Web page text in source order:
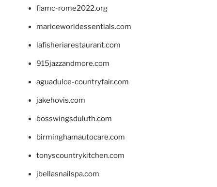
fiamc-rome2022.org
mariceworldessentials.com
lafisheriarestaurant.com
915jazzandmore.com
aguadulce-countryfair.com
jakehovis.com
bosswingsduluth.com
birminghamautocare.com
tonyscountrykitchen.com
jbellasnailspa.com